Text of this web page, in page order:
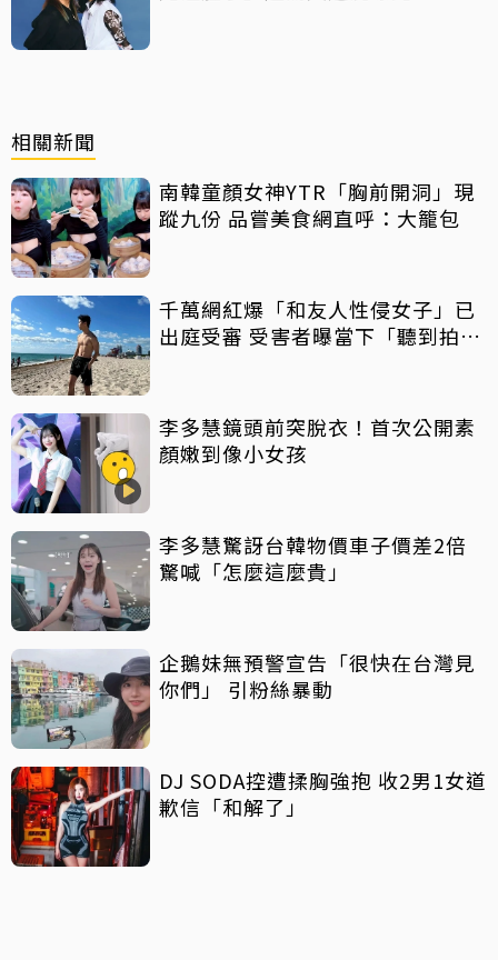
相關新聞
南韓童顏女神YTR「胸前開洞」現
蹤九份 品嘗美食網直呼：大籠包
千萬網紅爆「和友人性侵女子」已
出庭受審 受害者曝當下「聽到拍片
李多慧鏡頭前突脫衣！首次公開素
顏嫩到像小女孩
李多慧驚訝台韓物價車子價差2倍
驚喊「怎麼這麼貴」
企鵝妹無預警宣告「很快在台灣見
你們」 引粉絲暴動
DJ SODA控遭揉胸強抱 收2男1女道
歉信「和解了」